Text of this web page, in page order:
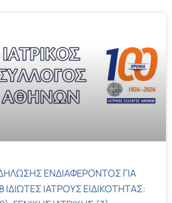
ΕΝΔΙΑΦΕΡΟΝΤΟΣ ΓΙΑ
ΙΔΙΩΤΕΣ ΙΑΤΡΟΥΣ ΕΙΔΙΚΟΤΗΤΑΣ: